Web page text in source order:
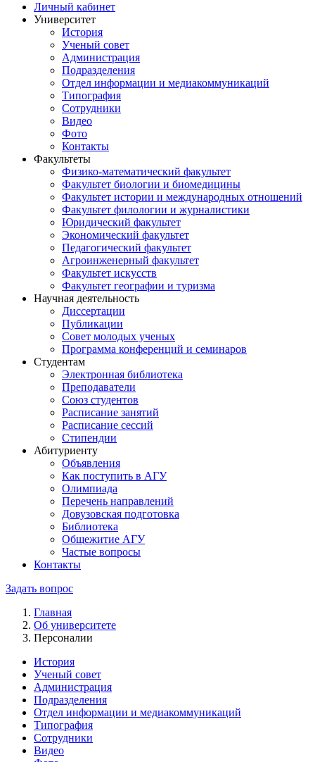
Личный кабинет
Университет
История
Ученый совет
Администрация
Подразделения
Отдел информации и медиакоммуникаций
Типография
Сотрудники
Видео
Фото
Контакты
Факультеты
Физико-математический факультет
Факультет биологии и биомедицины
Факультет истории и международных отношений
Факультет филологии и журналистики
Юридический факультет
Экономический факультет
Педагогический факультет
Агроинженерный факультет
Факультет искусств
Факультет географии и туризма
Научная деятельность
Диссертации
Публикации
Совет молодых ученых
Программа конференций и семинаров
Студентам
Электронная библиотека
Преподаватели
Союз студентов
Расписание занятий
Расписание сессий
Стипендии
Абитуриенту
Объявления
Как поступить в АГУ
Олимпиада
Перечень направлений
Довузовская подготовка
Библиотека
Общежитие АГУ
Частые вопросы
Контакты
Задать вопрос
Главная
Об университете
Персоналии
История
Ученый совет
Администрация
Подразделения
Отдел информации и медиакоммуникаций
Типография
Сотрудники
Видео